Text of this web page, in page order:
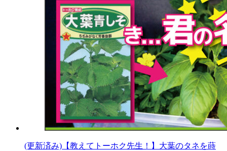
(更新済み)【教えてトーホク先生！】大葉のタネを蒔